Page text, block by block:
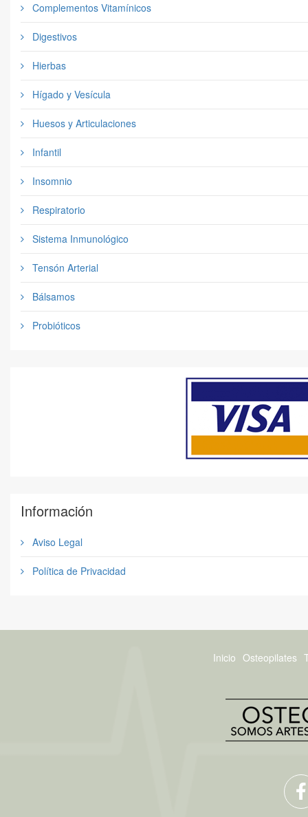
Complementos Vitamínicos
Digestivos
Hierbas
Hígado y Vesícula
Huesos y Articulaciones
Infantil
Insomnio
Respiratorio
Sistema Inmunológico
Tensón Arterial
Bálsamos
Probióticos
Información
Aviso Legal
Política de Privacidad
Inicio Osteopilates